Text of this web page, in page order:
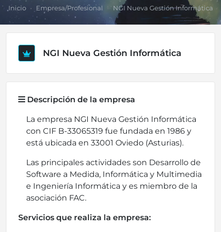
Inicio Empresa/Profesional NGI Nueva Gestión Informática
NGI Nueva Gestión Informática
Descripción de la empresa
La empresa NGI Nueva Gestión Informática
con CIF B-33065319 fue fundada en 1986 y
está ubicada en 33001 Oviedo (Asturias).
Las principales actividades son Desarrollo de
Software a Medida, Informática y Multimedia
e Ingeniería Informática y es miembro de la
asociación FAC.
Servicios que realiza la empresa: